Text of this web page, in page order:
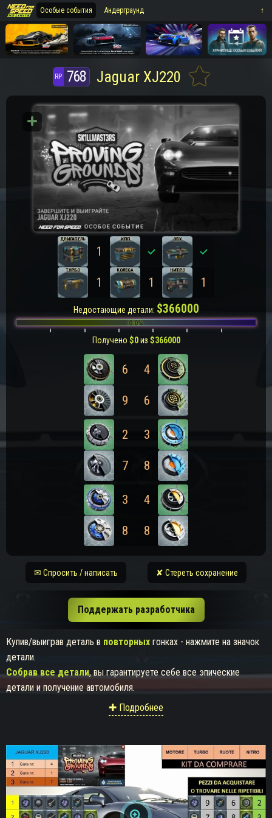
Особые события Андерграунд ⁪⁪⁪↑
768 Jaguar XJ220
ДВИГАТЕЛЬ
1
ТУРБО
1
КПП
0
КОЛЕСА
1
ЭБУ
0
НИТРО
1
Недостающие детали: $366000
0.0%
Получено $0из $366000
6 4
9 6
2 3
7 8
3 4
8 8
✉ Спросить / написать ✘ Стереть сохранение
Поддержать разработчика
Купив/выиграв деталь в повторных гонках - нажмите на значок
детали.
Собрав все детали, вы гарантируете себе все эпические
детали и получение автомобиля.
✚ Подробнее